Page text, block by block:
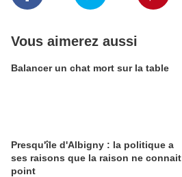
Vous aimerez aussi
Balancer un chat mort sur la table
Presqu'île d'Albigny : la politique a
ses raisons que la raison ne connait
point